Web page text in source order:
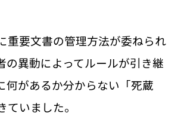
重要文書の管理方法が委ねられ
の異動によってルールが引き継
何があるか分からない「死蔵
いました。